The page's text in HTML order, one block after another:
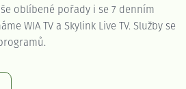
oblíbené pořady i se 7 denním
WIA TV a Skylink Live TV. Služby se